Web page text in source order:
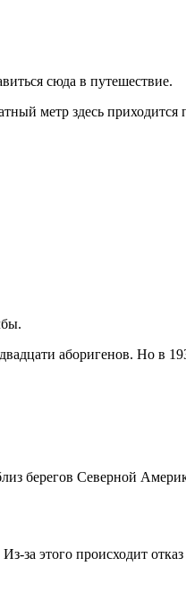
сюда в путешествие.
метр здесь
аборигенов. Но в
берегов Северной
за этого происходит